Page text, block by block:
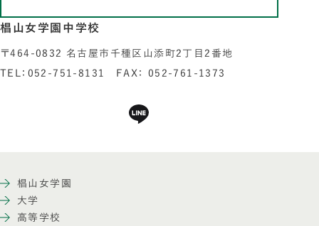
椙山女学園中学校
〒464-0832 名古屋市千種区山添町2丁目2番地
TEL：052-751-8131 FAX： 052-761-1373
椙山女学園
大学
高等学校